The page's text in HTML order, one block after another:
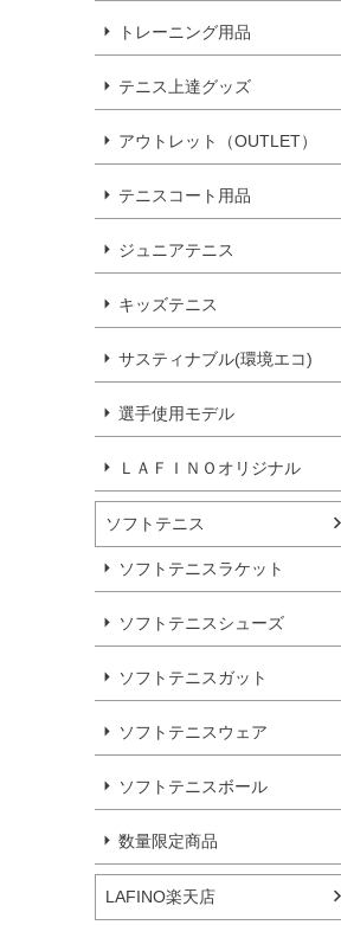
トレーニング用品
テニス上達グッズ
アウトレット（OUTLET）
テニスコート用品
ジュニアテニス
キッズテニス
サスティナブル(環境エコ)
選手使用モデル
ＬＡＦＩＮＯオリジナル
ソフトテニス
ソフトテニスラケット
ソフトテニスシューズ
ソフトテニスガット
ソフトテニスウェア
ソフトテニスボール
数量限定商品
LAFINO楽天店